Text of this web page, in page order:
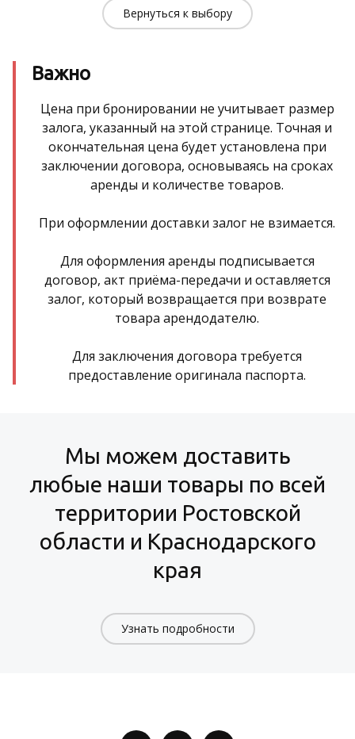
Вернуться к выбору
Важно
Цена при бронировании не учитывает размер
залога, указанный на этой странице. Точная и
окончательная цена будет установлена при
заключении договора, основываясь на сроках
аренды и количестве товаров.
При оформлении доставки залог не взимается.
Для оформления аренды подписывается
договор, акт приёма-передачи и оставляется
залог, который возвращается при возврате
товара арендодателю.
Для заключения договора требуется
предоставление оригинала паспорта.
Мы можем доставить
любые наши товары по всей
территории Ростовской
области и Краснодарского
края
Узнать подробности